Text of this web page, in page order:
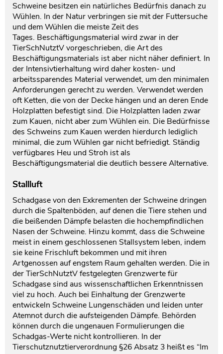
Schweine besitzen ein natürliches Bedürfnis danach zu
Wühlen. In der Natur verbringen sie mit der Futtersuche
und dem Wühlen die meiste Zeit des
Tages. Beschäftigungsmaterial wird zwar in der
TierSchNutztV vorgeschrieben, die Art des
Beschäftigungsmaterials ist aber nicht näher definiert. In
der Intensivtierhaltung wird daher kosten- und
arbeitssparendes Material verwendet, um den minimalen
Anforderungen gerecht zu werden. Verwendet werden
oft Ketten, die von der Decke hängen und an deren Ende
Holzplatten befestigt sind. Die Holzplatten laden zwar
zum Kauen, nicht aber zum Wühlen ein. Die Bedürfnisse
des Schweins zum Kauen werden hierdurch lediglich
minimal, die zum Wühlen gar nicht befriedigt. Ständig
verfügbares Heu und Stroh ist als
Beschäftigungsmaterial die deutlich bessere Alternative.
Stallluft
Schadgase von den Exkrementen der Schweine dringen
durch die Spaltenböden, auf denen die Tiere stehen und
die beißenden Dämpfe belasten die hochempfindlichen
Nasen der Schweine. Hinzu kommt, dass die Schweine
meist in einem geschlossenen Stallsystem leben, indem
sie keine Frischluft bekommen und mit ihren
Artgenossen auf engstem Raum gehalten werden. Die in
der TierSchNutztV festgelegten Grenzwerte für
Schadgase sind aus wissenschaftlichen Erkenntnissen
viel zu hoch. Auch bei Einhaltung der Grenzwerte
entwickeln Schweine Lungenschäden und leiden unter
Atemnot durch die aufsteigenden Dämpfe. Behörden
können durch die ungenauen Formulierungen die
Schadgas-Werte nicht kontrollieren. In der
Tierschutznutztierverordnung §26 Absatz 3 heißt es “Im